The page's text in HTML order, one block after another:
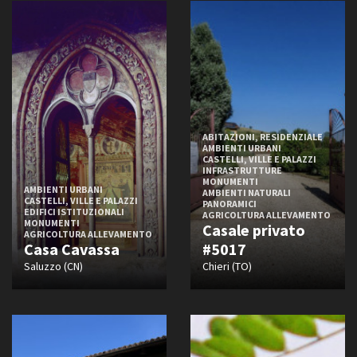
Amministrazione trasparente
Bandi e gare
Contatti
Privacy
Cookie policy
Whistleblowing
Credits
Epoca medievale
Quattrocento
Cinquecento
Seicento
Settecento
Ottocento
Novecento
Novecento - Anni ‘10 e ‘20
Novecento - Anni ‘30 e ‘40
Novecento - Anni ‘50
Novecento - Anni ‘60
Novecento - Anni ‘70
AMBIENTI URBANI
CASTELLI, VILLE E PALAZZI
EDIFICI ISTITUZIONALI
MONUMENTI
AGRICOLTURA ALLEVAMENTO
Casa Cavassa
Saluzzo (CN)
ABITAZIONI, RESIDENZIALE
AMBIENTI URBANI
CASTELLI, VILLE E PALAZZI
INFRASTRUTTURE
MONUMENTI
AMBIENTI NATURALI
PANORAMICI
AGRICOLTURA ALLEVAMENTO
Casale privato
#5017
Chieri (TO)